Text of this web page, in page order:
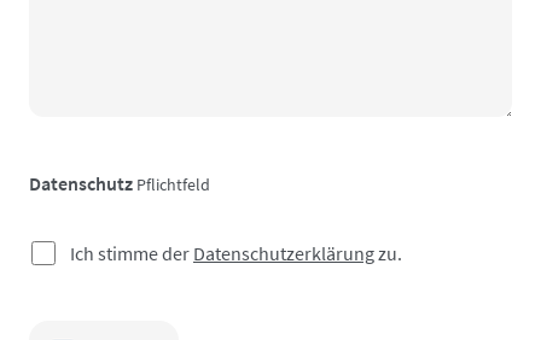
Datenschutz Pflichtfeld
Ich stimme der Datenschutzerklärungzu.